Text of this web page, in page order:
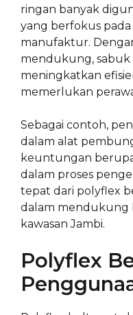
ringan banyak
yang berfokus
manufaktur.
mendukung, sabuk
meningkatkan
memerlukan
Sebagai contoh,
dalam alat
keuntungan
dalam proses
tepat dari polyflex
dalam mendukung
kawasan Jambi.
Polyflex